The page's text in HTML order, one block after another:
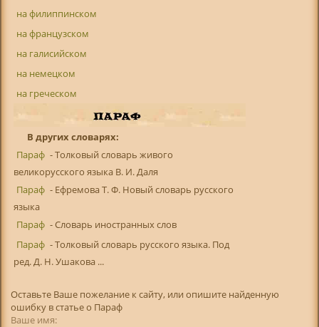
на филиппинском
на французском
на галисийском
на немецком
на греческом
В других словарях:
Параф - Толковый словарь живого
великорусского языка В. И. Даля
Параф - Ефремова Т. Ф. Новый словарь русского
языка
Параф - Словарь иностранных слов
Параф - Толковый словарь русского языка. Под
ред. Д. Н. Ушакова ...
Оставьте Ваше пожелание к сайту, или опишите найденную
ошибку в статье о Параф
Ваше имя: